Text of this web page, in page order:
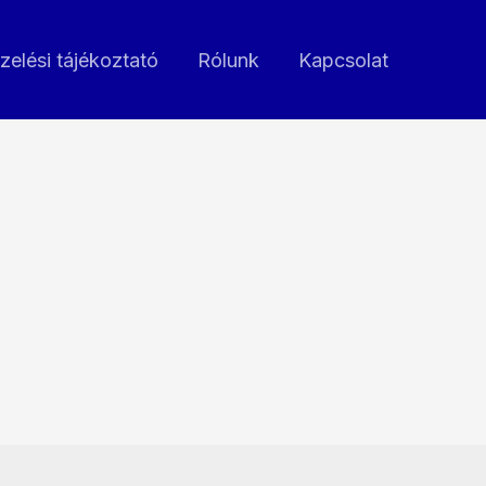
tájékoztató Rólunk Kapcsolat